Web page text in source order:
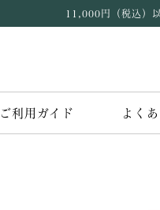
11,000円（税込）
ご利用ガイド よく